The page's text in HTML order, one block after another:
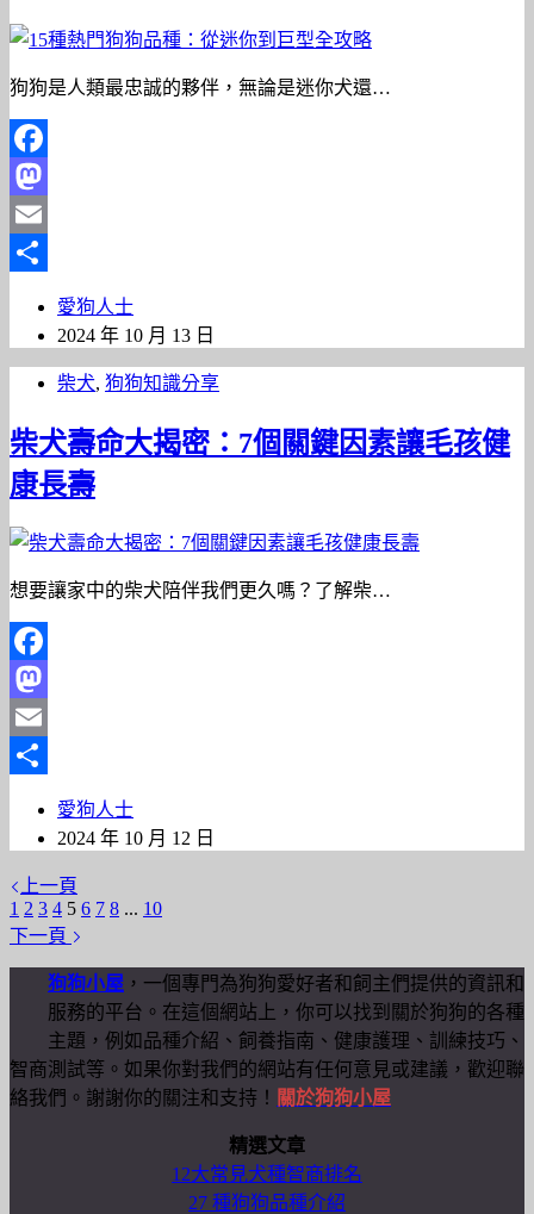
狗狗是人類最忠誠的夥伴，無論是迷你犬還…
Facebook
Mastodon
Email
愛狗人士
2024 年 10 月 13 日
柴犬, 狗狗知識分享
柴犬壽命大揭密：7個關鍵因素讓毛孩健
康長壽
想要讓家中的柴犬陪伴我們更久嗎？了解柴…
Facebook
Mastodon
Email
愛狗人士
2024 年 10 月 12 日
上一頁
1 2 3 4 5 6 7 8 ... 10
下一頁
狗狗小屋 ，一個專門為狗狗愛好者和飼主們提供的資訊和
服務的平台。在這個網站上，你可以找到關於狗狗的各種
主題，例如品種介紹、飼養指南、健康護理、訓練技巧、
智商測試等。如果你對我們的網站有任何意見或建議，歡迎聯
絡我們。謝謝你的關注和支持！ 關於狗狗小屋
精選文章
12大常見犬種智商排名
27 種狗狗品種介紹